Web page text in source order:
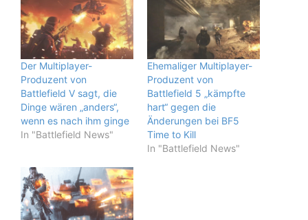
Der Multiplayer-
Produzent von
Battlefield V sagt, die
Dinge wären „anders“,
wenn es nach ihm ginge
In "Battlefield News"
Ehemaliger Multiplayer-
Produzent von
Battlefield 5 „kämpfte
hart“ gegen die
Änderungen bei BF5
Time to Kill
In "Battlefield News"